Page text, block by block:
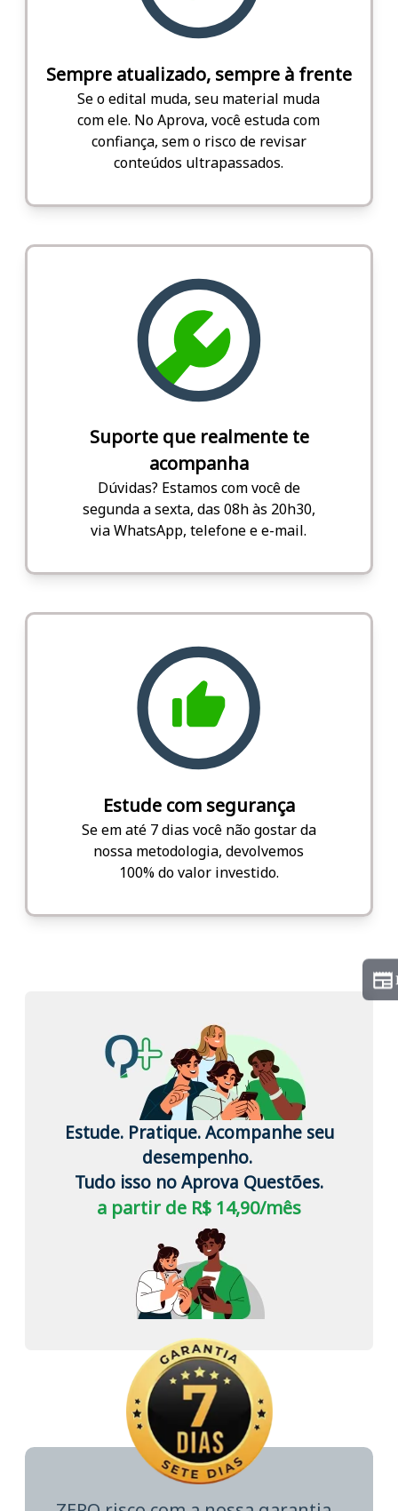
Sempre atualizado, sempre à frente
Se o edital muda, seu material muda
com ele. No Aprova, você estuda com
confiança, sem o risco de revisar
conteúdos ultrapassados.
Suporte que realmente te
acompanha
Dúvidas? Estamos com você de
segunda a sexta, das 08h às 20h30,
via WhatsApp, telefone e e-mail.
Estude com segurança
Se em até 7 dias você não gostar da
nossa metodologia, devolvemos
100% do valor investido.
Estude. Pratique. Acompanhe seu
desempenho.
Tudo isso no Aprova Questões.
a partir de R$ 14,90/mês